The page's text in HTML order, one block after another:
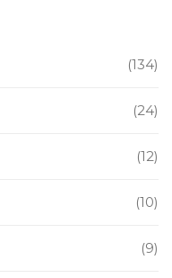
(134)
(24)
(12)
(10)
(9)